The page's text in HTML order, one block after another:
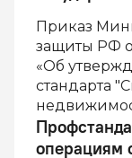
Приказ
защиты РФ
«Об
стандарта
операциям